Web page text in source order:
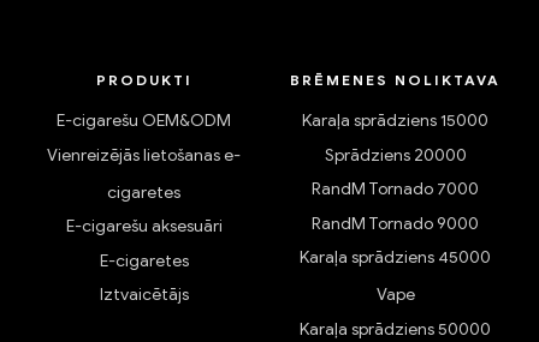
PRODUKTI
E-cigarešu OEM&ODM
Vienreizējās lietošanas e-
cigaretes
E-cigarešu aksesuāri
E-cigaretes
Iztvaicētājs
BRĒMENES NOLIKTAVA
Karaļa sprādziens 15000
Sprādziens 20000
RandM Tornado 7000
RandM Tornado 9000
Karaļa sprādziens 45000
Vape
Karaļa sprādziens 50000